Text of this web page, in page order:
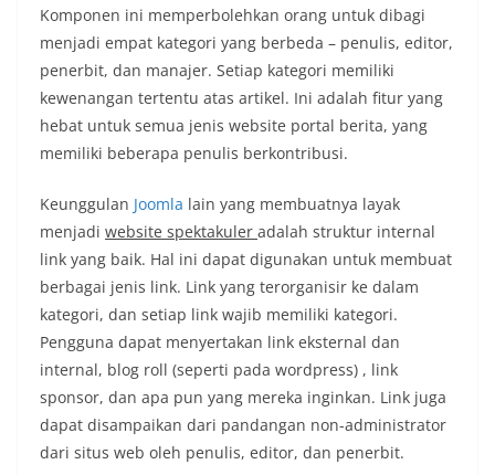
Komponen ini memperbolehkan orang untuk dibagi
menjadi empat kategori yang berbeda – penulis, editor,
penerbit, dan manajer. Setiap kategori memiliki
kewenangan tertentu atas artikel. Ini adalah fitur yang
hebat untuk semua jenis website portal berita, yang
memiliki beberapa penulis berkontribusi.
Keunggulan Joomla lain yang membuatnya layak
menjadi website spektakuler adalah struktur internal
link yang baik. Hal ini dapat digunakan untuk membuat
berbagai jenis link. Link yang terorganisir ke dalam
kategori, dan setiap link wajib memiliki kategori.
Pengguna dapat menyertakan link eksternal dan
internal, blog roll (seperti pada wordpress) , link
sponsor, dan apa pun yang mereka inginkan. Link juga
dapat disampaikan dari pandangan non-administrator
dari situs web oleh penulis, editor, dan penerbit.